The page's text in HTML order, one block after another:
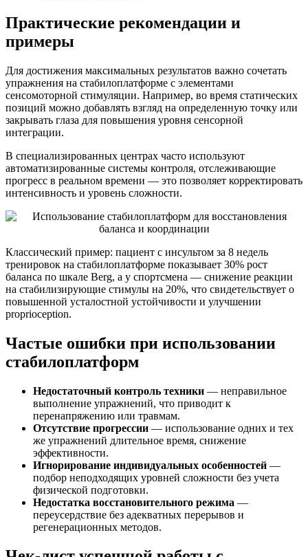
Практические рекомендации и
примеры
Для достижения максимальных результатов важно сочетать
упражнения на стабилоплатформе с элементами
сенсомоторной стимуляции. Например, во время статических
позиций можно добавлять взгляд на определенную точку или
закрывать глаза для повышения уровня сенсорной
интеграции.
В специализированных центрах часто используют
автоматизированные системы контроля, отслеживающие
прогресс в реальном времени — это позволяет корректировать
интенсивность и уровень сложности.
Классический пример: пациент с инсультом за 8 недель
тренировок на стабилоплатформе показывает 30% рост
баланса по шкале Berg, а у спортсмена — снижение реакции
на стабилизирующие стимулы на 20%, что свидетельствует о
повышенной усталостной устойчивости и улучшении
proprioception.
Частые ошибки при использовании
стабилоплатформ
Недостаточный контроль техники — неправильное
выполнение упражнений, что приводит к
перенапряжению или травмам.
Отсутствие прогрессии — использование одних и тех
же упражнений длительное время, снижение
эффективности.
Игнорирование индивидуальных особенностей —
подбор неподходящих уровней сложности без учета
физической подготовки.
Недостатка восстановительного режима —
переусердствие без адекватных перерывов и
регенерационных методов.